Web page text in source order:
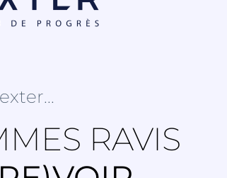
conséquent, la Société ne pratique
recours dont nous nous
de recouvrement le cas échéant.
fixée entraîne:
dues, ainsi que la suspension des
la clause pénale, d’une indemnité
RAVIS